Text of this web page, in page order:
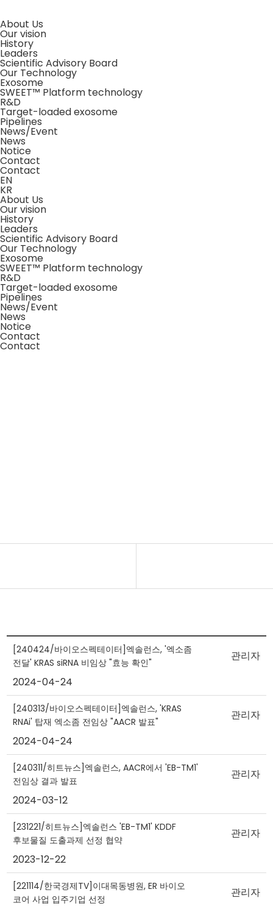
About Us
Our vision
History
Leaders
Scientific Advisory Board
Our Technology
Exosome
SWEET™ Platform technology
R&D
Target-loaded exosome
Pipelines
News/Event
News
Notice
Contact
Contact
EN
KR
About Us
Our vision
History
Leaders
Scientific Advisory Board
Our Technology
Exosome
SWEET™ Platform technology
R&D
Target-loaded exosome
Pipelines
News/Event
News
Notice
Contact
Contact
[240424/바이오스펙테이터]엑솔런스, '엑소좀
전달' KRAS siRNA 비임상 "효능 확인"
관리자
2024-04-24
[240313/바이오스펙테이터]엑솔런스, 'KRAS
RNAi' 탑재 엑소좀 전임상 "AACR 발표"
관리자
2024-04-24
[240311/히트뉴스]엑솔런스, AACR에서 'EB-TM1'
전임상 결과 발표
관리자
2024-03-12
[231221/히트뉴스]엑솔런스 'EB-TM1' KDDF
후보물질 도출과제 선정 협약
관리자
2023-12-22
[221114/한국경제TV]이대목동병원, ER 바이오
코어 사업 입주기업 선정
관리자